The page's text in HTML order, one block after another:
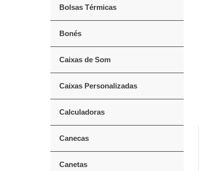
Bolsas Térmicas
Bonés
Caixas de Som
Caixas Personalizadas
Calculadoras
Canecas
Canetas